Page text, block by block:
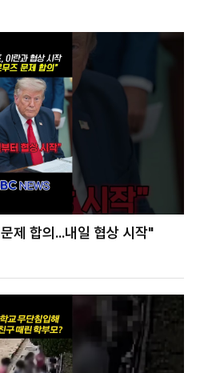
제 합의...내일 협상 시작"